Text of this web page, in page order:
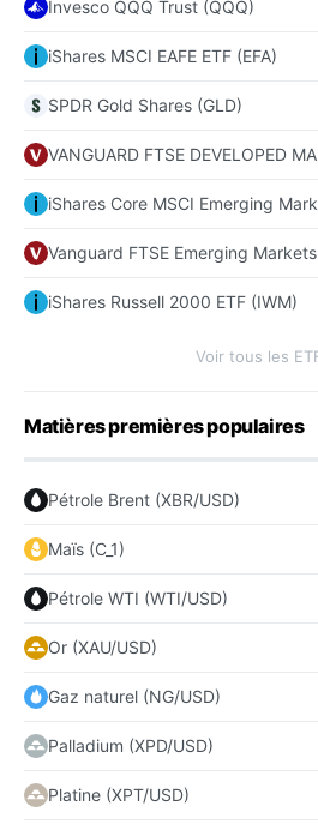
Invesco QQQ Trust (QQQ)
iShares MSCI EAFE ETF (EFA)
SPDR Gold Shares (GLD)
VANGUARD FTSE DEVELOPED
iShares Core MSCI Emerging
Vanguard FTSE Emerging
iShares Russell 2000 ETF (IWM)
Voir tous les
Matières premières populaires
Pétrole Brent (XBR/USD)
Maïs (C_1)
Pétrole WTI (WTI/USD)
Or (XAU/USD)
Gaz naturel (NG/USD)
Palladium (XPD/USD)
Platine (XPT/USD)